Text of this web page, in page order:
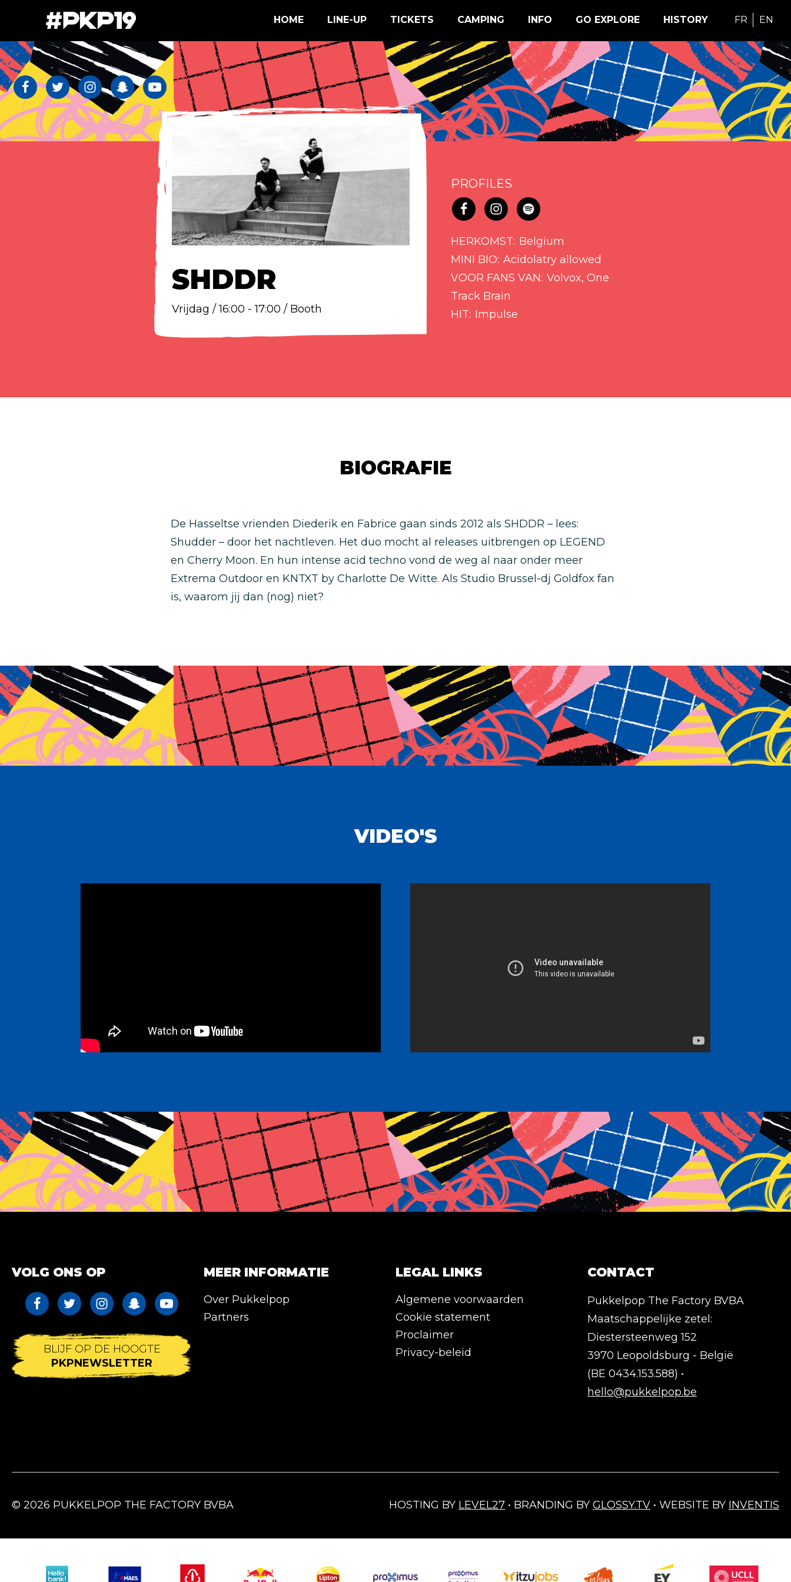
HOME LINE-UP TICKETS CAMPING INFO GO EXPLORE HISTORY FR EN
SHDDR
Vrijdag / 16:00 - 17:00 / Booth
PROFILES
HERKOMST Belgium
MINI BIO Acidolatry allowed
VOOR FANS VAN Volvox, One
Track Brain
HIT Impulse
BIOGRAFIE
De Hasseltse vrienden Diederik en Fabrice gaan sinds 2012 als SHDDR – lees:
Shudder – door het nachtleven. Het duo mocht al releases uitbrengen op LEGEND
en Cherry Moon. En hun intense acid techno vond de weg al naar onder meer
Extrema Outdoor en KNTXT by Charlotte De Witte. Als Studio Brussel-dj Goldfox fan
is, waarom jij dan (nog) niet?
VIDEO'S
VOLG ONS OP
BLIJF OP DE HOOGTE
PKPNEWSLETTER
MEER INFORMATIE
Over Pukkelpop
Partners
LEGAL LINKS
Algemene voorwaarden
Cookie statement
Proclaimer
Privacy-beleid
CONTACT
Pukkelpop The Factory BVBA
Maatschappelijke zetel:
Diestersteenweg 152
3970 Leopoldsburg - België
(BE 0434.153.588) •
hello@pukkelpop.be
© 2026 PUKKELPOP THE FACTORY BVBA HOSTING BY LEVEL27 • BRANDING BY GLOSSY.TV • WEBSITE BY INVENTIS